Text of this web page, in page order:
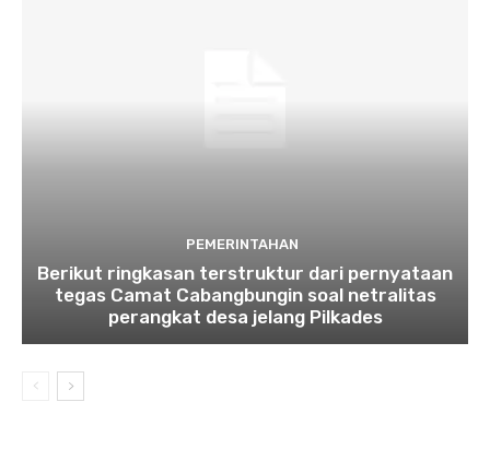
PEMERINTAHAN
Berikut ringkasan terstruktur dari pernyataan
tegas Camat Cabangbungin soal netralitas
perangkat desa jelang Pilkades